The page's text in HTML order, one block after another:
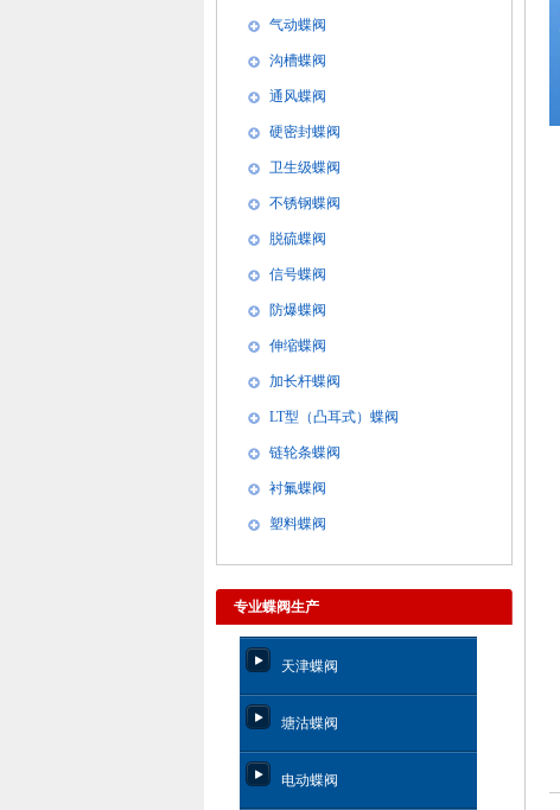
气动蝶阀
沟槽蝶阀
通风蝶阀
硬密封蝶阀
卫生级蝶阀
不锈钢蝶阀
脱硫蝶阀
信号蝶阀
防爆蝶阀
伸缩蝶阀
加长杆蝶阀
LT型（凸耳式）蝶阀
链轮条蝶阀
衬氟蝶阀
塑料蝶阀
专业蝶阀生产
天津蝶阀
塘沽蝶阀
电动蝶阀